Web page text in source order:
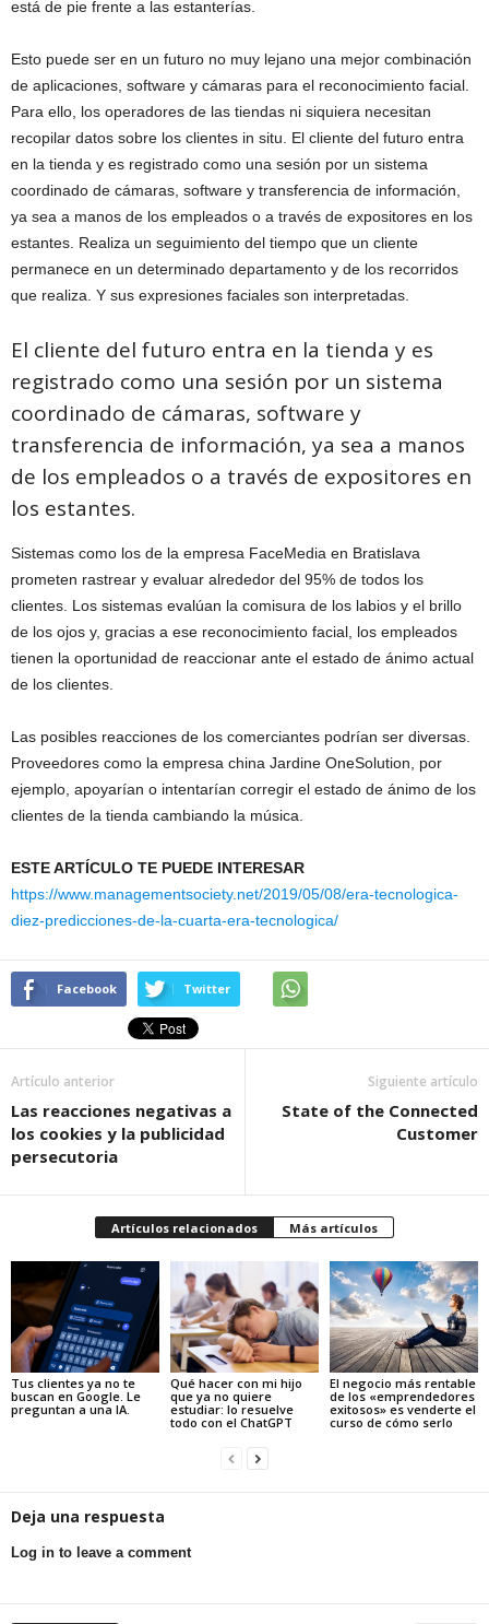
está de pie frente a las estanterías.
Esto puede ser en un futuro no muy lejano una mejor combinación
de aplicaciones, software y cámaras para el reconocimiento facial.
Para ello, los operadores de las tiendas ni siquiera necesitan
recopilar datos sobre los clientes in situ. El cliente del futuro entra
en la tienda y es registrado como una sesión por un sistema
coordinado de cámaras, software y transferencia de información,
ya sea a manos de los empleados o a través de expositores en los
estantes. Realiza un seguimiento del tiempo que un cliente
permanece en un determinado departamento y de los recorridos
que realiza. Y sus expresiones faciales son interpretadas.
El cliente del futuro entra en la tienda y es
registrado como una sesión por un sistema
coordinado de cámaras, software y
transferencia de información, ya sea a manos
de los empleados o a través de expositores en
los estantes.
Sistemas como los de la empresa FaceMedia en Bratislava
prometen rastrear y evaluar alrededor del 95% de todos los
clientes. Los sistemas evalúan la comisura de los labios y el brillo
de los ojos y, gracias a ese reconocimiento facial, los empleados
tienen la oportunidad de reaccionar ante el estado de ánimo actual
de los clientes.
Las posibles reacciones de los comerciantes podrían ser diversas.
Proveedores como la empresa china Jardine OneSolution, por
ejemplo, apoyarían o intentarían corregir el estado de ánimo de los
clientes de la tienda cambiando la música.
ESTE ARTÍCULO TE PUEDE INTERESAR
https://www.managementsociety.net/2019/05/08/era-tecnologica-
diez-predicciones-de-la-cuarta-era-tecnologica/
Facebook Twitter
Artículo anterior
Las reacciones negativas a
los cookies y la publicidad
persecutoria
Siguiente artículo
State of the Connected
Customer
Artículos relacionados Más artículos
Tus clientes ya no te
buscan en Google. Le
preguntan a una IA.
Qué hacer con mi hijo
que ya no quiere
estudiar: lo resuelve
todo con el ChatGPT
El negocio más rentable
de los «emprendedores
exitosos» es venderte el
curso de cómo serlo
Deja una respuesta
Log in to leave a comment